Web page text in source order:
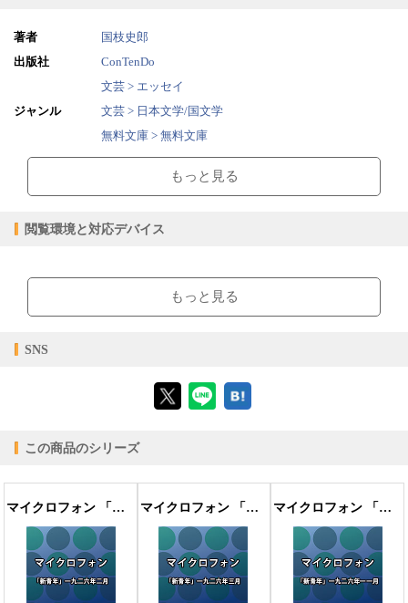
著者
国枝史郎
出版社
ConTenDo
ジャンル
文芸 > エッセイ
文芸 > 日本文学/国文学
無料文庫 > 無料文庫
販売開始日
2016/08/12
【販売形態】
もっと見る
閲覧環境と対応デバイス
ブラウザビューア・PC版ConTenDoビューア・モバイルビューア
【対応デバイス】
【PC版ConTenDoビューア】
【モバイルビューア】
もっと見る
SNS
この商品のシリーズ
マイクロフォン 「新青年」一九二六年二月 マイクロフォン 「新青年」一九二六年三月 マイクロフォン 「新青年」一九二六年一一月